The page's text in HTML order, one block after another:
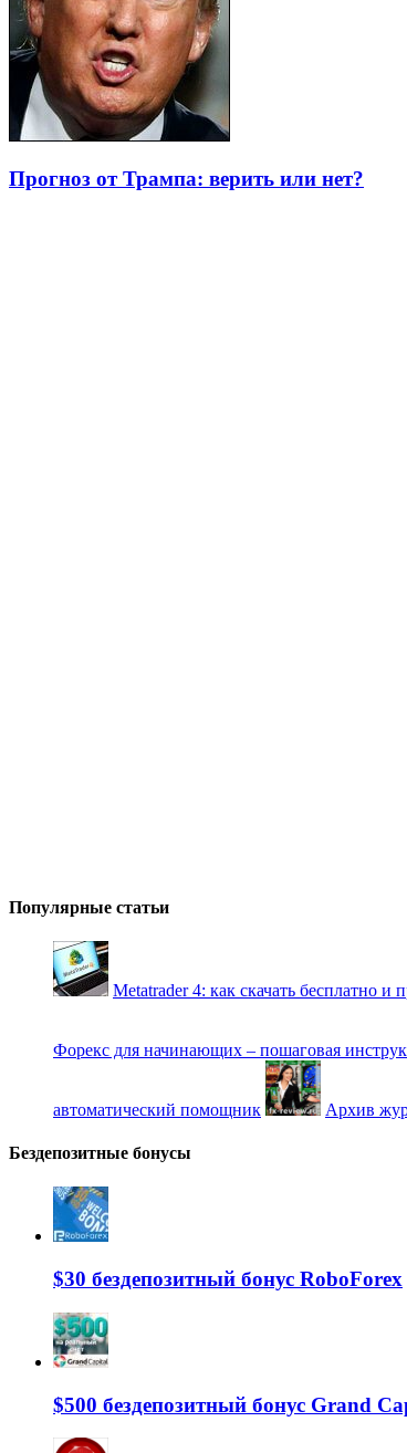
Прогноз от Трампа: верить или нет?
Популярные статьи
Metatrader 4: как скачать бесплатно и
Форекс для начинающих – пошаговая
автоматический помощник Архив
Бездепозитные бонусы
$30 бездепозитный бонус RoboForex
$500 бездепозитный бонус Grand